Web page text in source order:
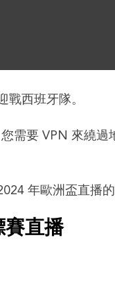
戰西班牙隊。
需要 VPN 來繞過
年歐洲盃直播的
賽直播